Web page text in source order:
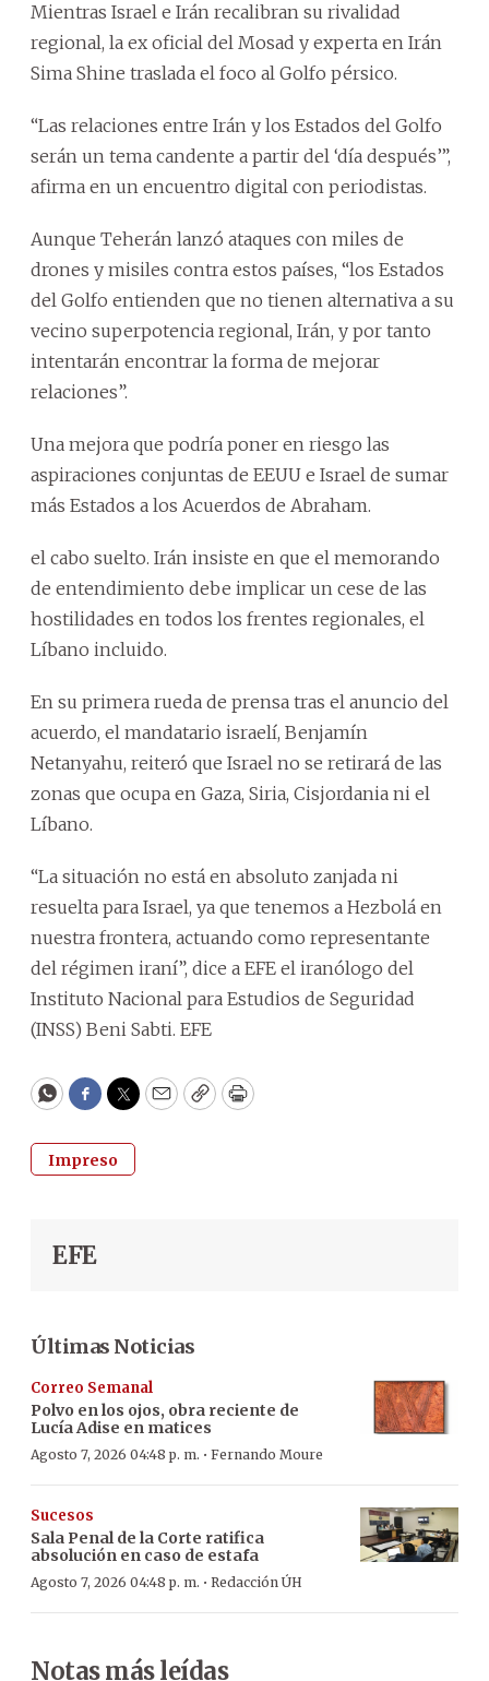
Mientras Israel e Irán recalibran su rivalidad
regional, la ex oficial del Mosad y experta en Irán
Sima Shine traslada el foco al Golfo pérsico.
“Las relaciones entre Irán y los Estados del Golfo
serán un tema candente a partir del ‘día después’”,
afirma en un encuentro digital con periodistas.
Aunque Teherán lanzó ataques con miles de
drones y misiles contra estos países, “los Estados
del Golfo entienden que no tienen alternativa a su
vecino superpotencia regional, Irán, y por tanto
intentarán encontrar la forma de mejorar
relaciones”.
Una mejora que podría poner en riesgo las
aspiraciones conjuntas de EEUU e Israel de sumar
más Estados a los Acuerdos de Abraham.
el cabo suelto. Irán insiste en que el memorando
de entendimiento debe implicar un cese de las
hostilidades en todos los frentes regionales, el
Líbano incluido.
En su primera rueda de prensa tras el anuncio del
acuerdo, el mandatario israelí, Benjamín
Netanyahu, reiteró que Israel no se retirará de las
zonas que ocupa en Gaza, Siria, Cisjordania ni el
Líbano.
“La situación no está en absoluto zanjada ni
resuelta para Israel, ya que tenemos a Hezbolá en
nuestra frontera, actuando como representante
del régimen iraní”, dice a EFE el iranólogo del
Instituto Nacional para Estudios de Seguridad
(INSS) Beni Sabti. EFE
WhatsApp
Facebook
Twitter
EmailCopyPrint
Impreso
EFE
Últimas Noticias
Correo Semanal
Polvo en los ojos, obra reciente de
Lucía Adise en matices
Agosto 7, 2026 04:48 p. m. · Fernando Moure
Sucesos
Sala Penal de la Corte ratifica
absolución en caso de estafa
Agosto 7, 2026 04:48 p. m. · Redacción ÚH
Notas más leídas